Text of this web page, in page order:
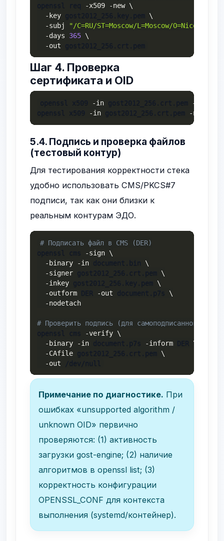
-x509 -new \
-key
\
-subj
"/C=RU/ST=Moscow/L=Moscow/O=NiceOS/
-days
365 \
-out
Шаг 4. Проверка
сертификата и OID
-in gost2012_256.crt.pem -noout
-in -noout
5.4. Подпись и проверка файлов
(тестовый контур)
Для тестирования корректности стека
удобно использовать CMS/PKCS#7
подписи, так как они близки к
реальным контурам ЭДО.
# Подписать файл в CMS (DER)
-sign \
-binary
-in
\
-signer
\
-inkey
\
-outform
-out
\
-nodetach
# Проверить подпись (для самоподписанного
-verify \
-binary
-in -inform
\
-CAfile
\
-out
Примечание по диагностике. При
ошибках «unsupported algorithm /
unknown OID» первично
проверяются: (1) активность
загрузки gost-engine; (2) наличие
алгоритмов вopenssl list; (3)
корректность конфигурации
OPENSSL_CONF для контекста
выполнения (systemd/контейнер).